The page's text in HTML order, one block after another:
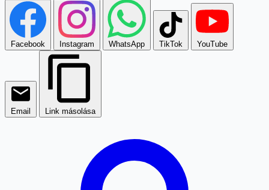
Facebook Instagram WhatsApp TikTok YouTube
Email Link másolása